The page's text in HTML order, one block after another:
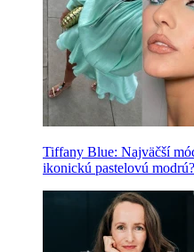
Tiffany Blue: Najväčší
ikonickú pastelovú modrú?